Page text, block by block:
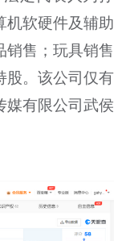
机软硬件及辅助
销售；玩具销售
股。该公司仅有
媒有限公司武侯